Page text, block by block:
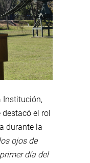
Institución,
el rol
durante la
ojos de
día del